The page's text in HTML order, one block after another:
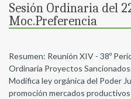
Sesión Ordinaria del
Moc.Preferencia
Resumen: Reunión XIV - 38º
Ordinaria Proyectos
Modifica ley orgánica del Poder
promoción mercados